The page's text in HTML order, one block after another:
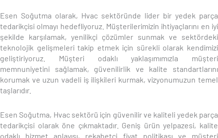
Esen Soğutma olarak, Hvac sektöründe lider bir yedek parça
tedarikçisi olmayı hedefliyoruz. Müşterilerimizin ihtiyaçlarını en iyi
şekilde karşılamak, yenilikçi çözümler sunmak ve sektördeki
teknolojik gelişmeleri takip etmek için sürekli olarak kendimizi
geliştiriyoruz. Müşteri odaklı yaklaşımımızla müşteri
memnuniyetini sağlamak, güvenilirlik ve kalite standartlarını
korumak ve uzun vadeli iş ilişkileri kurmak, vizyonumuzun temel
taşlarıdır.
Esen Soğutma, Hvac sektörü için güvenilir ve kaliteli yedek parça
tedarikçisi olarak öne çıkmaktadır. Geniş ürün yelpazesi, kalite
odaklı hizmet anlayışı, rekabetçi fiyat politikası ve müşteri